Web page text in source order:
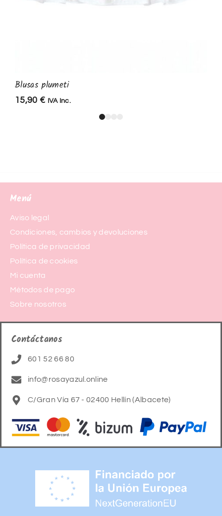
Blusas plumeti
15,90 € IVA Inc.
Menú
Aviso legal
Condiciones, cambios y devoluciones
Política de privacidad
Política de cookies
Mi cuenta
Métodos de pago
Sobre nosotros
Contáctanos
601 52 66 80
info@rosayazul.online
C/Gran Vía 67 - 02400 Hellín (Albacete)